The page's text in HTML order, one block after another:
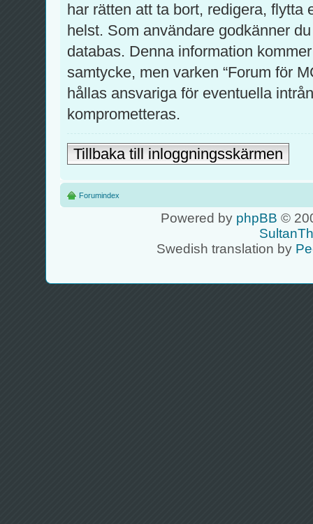
har rätten att ta bort, redigera, flytta
helst. Som användare godkänner
databas. Denna information
samtycke, men varken “Forum för
hållas ansvariga för eventuella
komprometteras.
Tillbaka till inloggningsskärmen
Forumindex
Powered by phpBB ©
Swedish translation by